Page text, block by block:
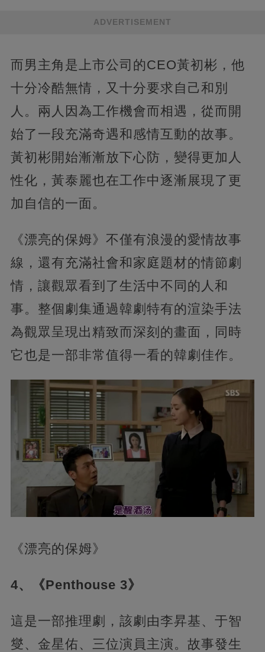
ADVERTISEMENT
而男主角是上市公司的CEO黃初彬，他
十分冷酷無情，又十分要求自己和別
人。兩人因為工作機會而相遇，從而開
始了一段充滿奇遇和感情互動的故事。
黃初彬開始漸漸放下心防，變得更加人
性化，黃泰麗也在工作中逐漸展現了更
加自信的一面。
《漂亮的保姆》不僅有浪漫的愛情故事
線，還有充滿社會和家庭題材的情節劇
情，讓觀眾看到了生活中不同的人和
事。整個劇集通過韓劇特有的渲染手法
為觀眾呈現出精致而深刻的畫面，同時
它也是一部非常值得一看的韓劇佳作。
《漂亮的保姆》
4、《Penthouse 3》
這是一部推理劇，該劇由李昇基、于智
燮、金星佑、三位演員主演。故事發生